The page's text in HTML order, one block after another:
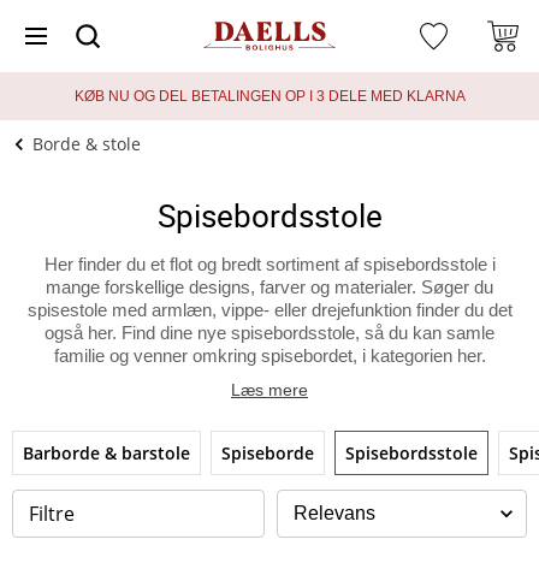
KØB NU OG DEL BETALINGEN OP I 3 DELE MED KLARNA
Borde & stole
Spisebordsstole
Her finder du et flot og bredt sortiment af spisebordsstole i
mange forskellige designs, farver og materialer. Søger du
spisestole med armlæn, vippe- eller drejefunktion finder du det
også her. Find dine nye spisebordsstole, så du kan samle
familie og venner omkring spisebordet, i kategorien her.
Læs mere
Barborde & barstole Spiseborde Spisebordsstole
Filtre